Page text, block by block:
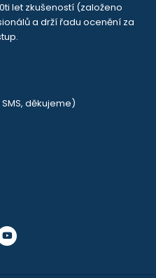
let zkušeností (založeno
a drží řadu ocenění za
děkujeme)